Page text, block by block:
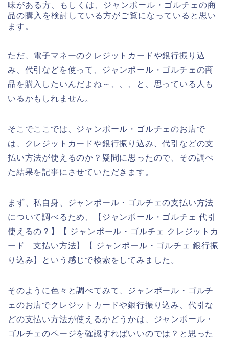
味がある方、もしくは、ジャンポール・ゴルチェの商
品の購入を検討している方がご覧になっていると思い
ます。
ただ、電子マネーのクレジットカードや銀行振り込
み、代引などを使って、ジャンポール・ゴルチェの商
品を購入したいんだよね～、、、と、思っている人も
いるかもしれません。
そこでここでは、ジャンポール・ゴルチェのお店で
は、クレジットカードや銀行振り込み、代引などの支
払い方法が使えるのか？疑問に思ったので、その調べ
た結果を記事にさせていただきます。
まず、私自身、ジャンポール・ゴルチェの支払い方法
について調べるため、【ジャンポール・ゴルチェ 代引
使えるの？】【 ジャンポール・ゴルチェ クレジットカ
ード 支払い方法】【 ジャンポール・ゴルチェ 銀行振
り込み】という感じで検索をしてみました。
そのように色々と調べてみて、ジャンポール・ゴルチ
ェのお店でクレジットカードや銀行振り込み、代引な
どの支払い方法が使えるかどうかは、ジャンポール・
ゴルチェのページを確認すればいいのでは？と思った